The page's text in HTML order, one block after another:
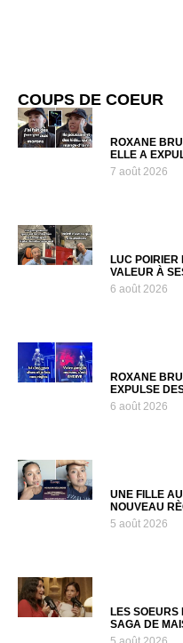
COUPS DE COEUR
ROXANE
ELLE A
7 août 2026
LUC POIRIER
VALEUR À
6 août 2026
ROXANE
EXPULSE
6 août 2026
UNE FILLE
NOUVEAU
5 août 2026
LES
SAGA DE